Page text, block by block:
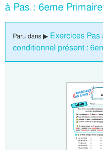
à Pas : 6eme
Paru dans ▶ Exercices Pas
conditionnel présent :